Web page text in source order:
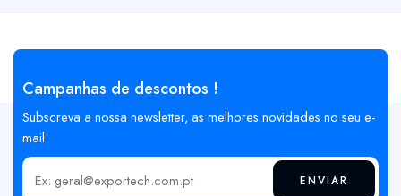
Campanhas de descontos !
Subscreva a nossa newsletter, as melhores novidades no seu e-
mail
Insira o seu email ENVIAR